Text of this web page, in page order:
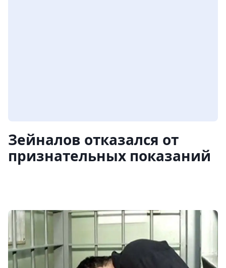
Зейналов отказался от
признательных показаний